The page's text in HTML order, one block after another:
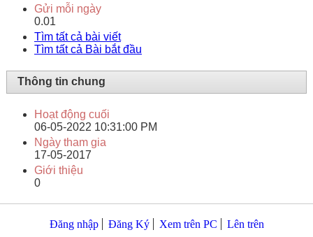
Gửi mỗi ngày
0.01
Tìm tất cả bài viết
Tìm tất cả Bài bắt đầu
Thông tin chung
Hoạt động cuối
06-05-2022 10:31:00 PM
Ngày tham gia
17-05-2017
Giới thiệu
0
Đăng nhập Đăng Ký Xem trên PC Lên trên